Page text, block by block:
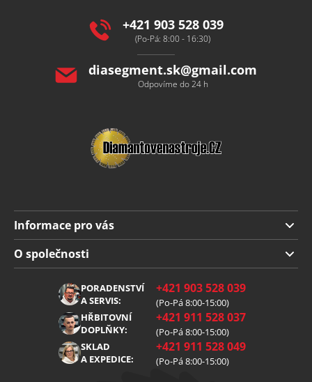
+421 903 528 039
(Po-Pá: 8:00 - 16:30)
diasegment.sk@gmail.com
Odpovíme do 24 h
Informace pro vás
Doprava a platba
Obchodní podmínky
Reklamace
Zpracování osobních údajů
O společnosti
PORADENSTVÍ
A SERVIS:
+421 903 528 039
(Po-Pá 8:00-15:00)
HŘBITOVNÍ
DOPLŇKY:
+421 911 528 037
(Po-Pá 8:00-15:00)
SKLAD
A EXPEDICE:
+421 911 528 049
(Po-Pá 8:00-15:00)